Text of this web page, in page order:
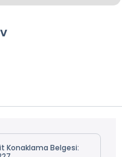
Konaklama Belgesi: